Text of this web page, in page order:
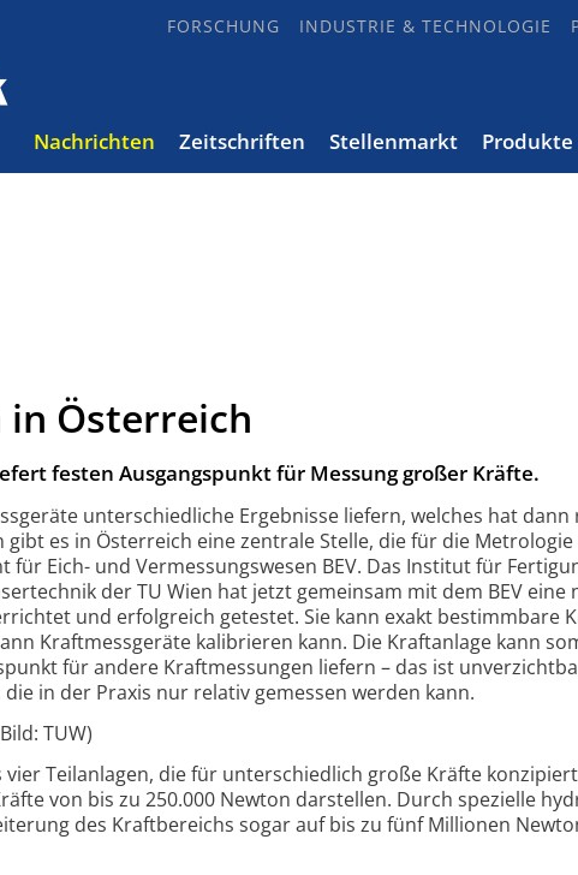
FORSCHUNG INDUSTRIE & TECHNOLOGIE
Nachrichten Zeitschriften Stellenmarkt Produkte
Österreich
festen Aus­gangs­punkt für Messung großer Kräfte.
unterschiedliche Ergebnisse liefern, welches hat dann
gibt es in Öster­reich eine zentrale Stelle, die für die Metro­logie
für Eich- und Vermessungs­wesen BEV. Das Institut für
der TU Wien hat jetzt gemein­sam mit dem BEV eine
und erfolg­reich getestet. Sie kann exakt bestimm­bare
Kraft­mess­geräte kali­brieren kann. Die Kraft­anlage kann
für andere Kraft­messungen liefern – das ist
in der Praxis nur relativ gemessen werden kann.
TUW)
vier Teilanlagen, die für unter­schiedlich große Kräfte
von bis zu 250.000 Newton dar­stellen. Durch spezielle
des Kraft­bereichs sogar auf bis zu fünf Millionen